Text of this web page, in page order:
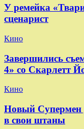
У ремейка
сценарист
Кино
Завершились
4» со Скарлетт
Кино
Новый Супермен
в свои штаны